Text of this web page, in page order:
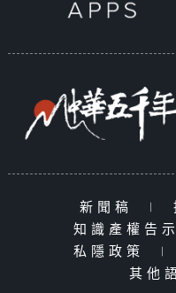
新聞稿 |
知識產權告
私隱政策
|
其他